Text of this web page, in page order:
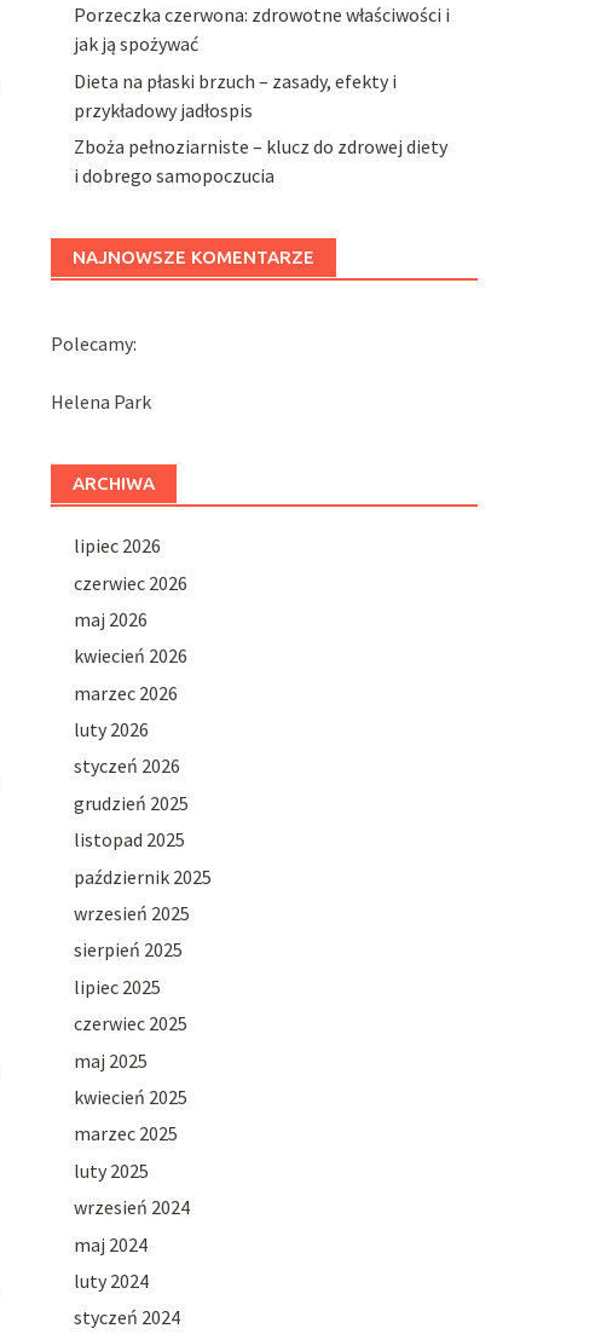
Porzeczka czerwona: zdrowotne właściwości i
jak ją spożywać
Dieta na płaski brzuch – zasady, efekty i
przykładowy jadłospis
Zboża pełnoziarniste – klucz do zdrowej diety
i dobrego samopoczucia
NAJNOWSZE KOMENTARZE
Polecamy:
Helena Park
ARCHIWA
lipiec 2026
czerwiec 2026
maj 2026
kwiecień 2026
marzec 2026
luty 2026
styczeń 2026
grudzień 2025
listopad 2025
październik 2025
wrzesień 2025
sierpień 2025
lipiec 2025
czerwiec 2025
maj 2025
kwiecień 2025
marzec 2025
luty 2025
wrzesień 2024
maj 2024
luty 2024
styczeń 2024